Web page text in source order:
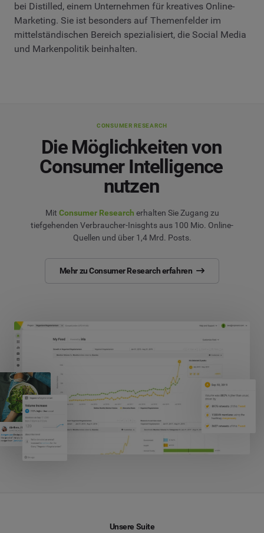
bei Distilled, einem Unternehmen für kreatives Online-
Marketing. Sie ist besonders auf Themenfelder im
mittelständischen Bereich spezialisiert, die Social Media
und Markenpolitik beinhalten.
CONSUMER RESEARCH
Die Möglichkeiten von
Consumer Intelligence
nutzen
Mit Consumer Research erhalten Sie Zugang zu
tiefgehenden Verbraucher-Inisghts aus 100 Mio. Online-
Quellen und über 1,4 Mrd. Posts.
Mehr zu Consumer Research erfahren
Unsere Suite